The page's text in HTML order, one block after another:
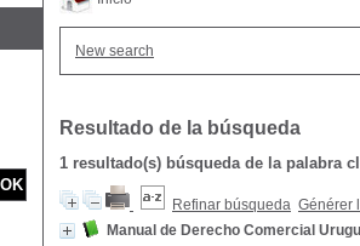
New search
Resultado de la búsqueda
1 resultado(s) búsqueda de la palabra
Refinar búsqueda Générer
Manual de Derecho Comercial